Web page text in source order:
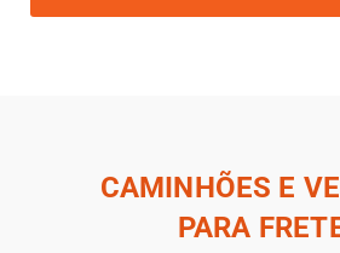
CAMINHÕES E
PARA